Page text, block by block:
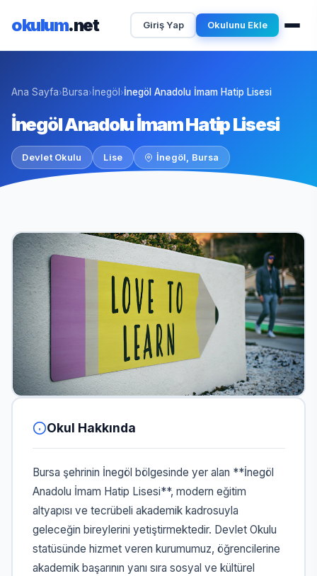
okulum.net Giriş Yap Okulunu Ekle
Ana Sayfa› Bursa›İnegöl ›İnegöl Anadolu İmam Hatip Lisesi
İnegöl Anadolu İmam Hatip Lisesi
Devlet Okulu Lise İnegöl, Bursa
Okul Hakkında
Bursa şehrinin İnegöl bölgesinde yer alan **İnegöl
Anadolu İmam Hatip Lisesi**, modern eğitim
altyapısı ve tecrübeli akademik kadrosuyla
geleceğin bireylerini yetiştirmektedir. Devlet Okulu
statüsünde hizmet veren kurumumuz, öğrencilerine
akademik başarının yanı sıra sosyal ve kültürel